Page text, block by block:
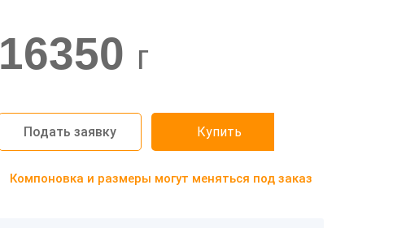
16350 г
Подать заявку Купить
Компоновка и размеры могут меняться под заказ